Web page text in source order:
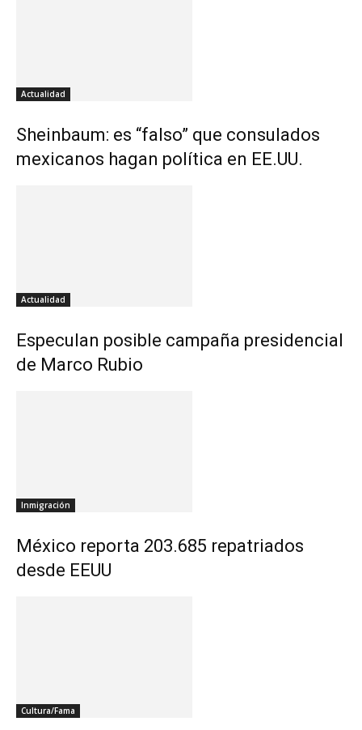
Actualidad
Sheinbaum: es “falso” que consulados
mexicanos hagan política en EE.UU.
Actualidad
Especulan posible campaña presidencial
de Marco Rubio
Inmigración
México reporta 203.685 repatriados
desde EEUU
Cultura/Fama